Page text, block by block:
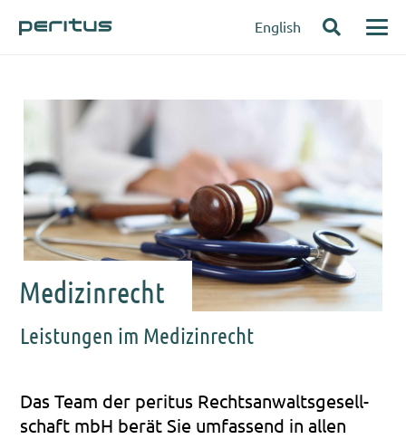
English
Medizinrecht
Leistungen im Medizinrecht
Das Team der peri­tus Rechts­an­walts­ge­sell­
schaft mbH berät Sie umfas­send in allen